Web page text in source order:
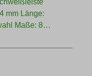
mm Länge:
Maße: 8…